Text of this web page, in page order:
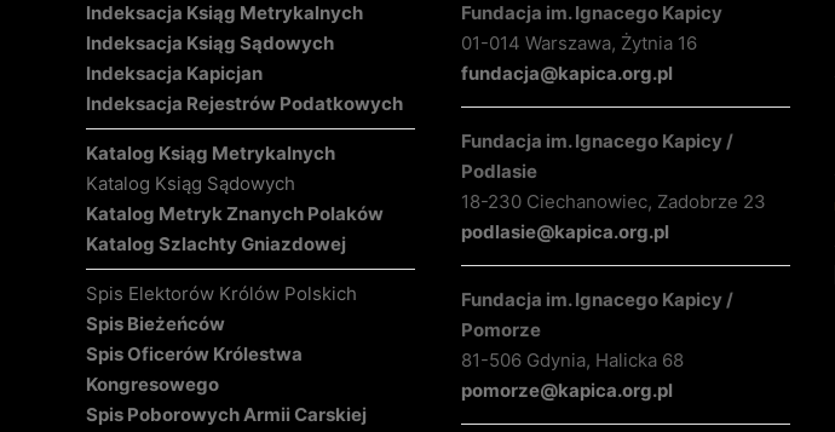
Indeksacja Ksiąg Metrykalnych
Indeksacja Ksiąg Sądowych
Indeksacja Kapicjan
Indeksacja Rejestrów Podatkowych
Katalog Ksiąg Metrykalnych
Katalog Ksiąg Sądowych
Katalog Metryk Znanych Polaków
Katalog Szlachty Gniazdowej
Spis Elektorów Królów Polskich
Spis Bieżeńców
Spis Oficerów Królestwa
Kongresowego
Spis Poborowych Armii Carskiej
Fundacja im. Ignacego Kapicy
01-014 Warszawa, Żytnia 16
fundacja@kapica.org.pl
Fundacja im. Ignacego Kapicy /
Podlasie
18-230 Ciechanowiec, Zadobrze 23
podlasie@kapica.org.pl
Fundacja im. Ignacego Kapicy /
Pomorze
81-506 Gdynia, Halicka 68
pomorze@kapica.org.pl